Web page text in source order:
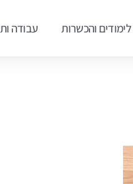
לימודים והכשרות עבודה